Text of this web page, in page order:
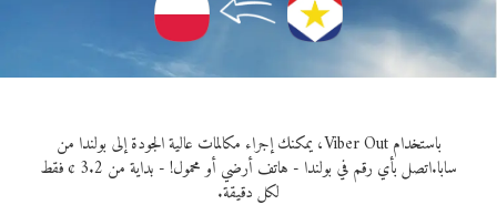
باستخدام Viber Out، يمكنك إجراء مكالمات عالية الجودة إلى بولندا من
سابا.
اتصل بأي رقم في بولندا - هاتف أرضي أو محمول! - بداية من 3.2 ¢ فقط
لكل دقيقة.